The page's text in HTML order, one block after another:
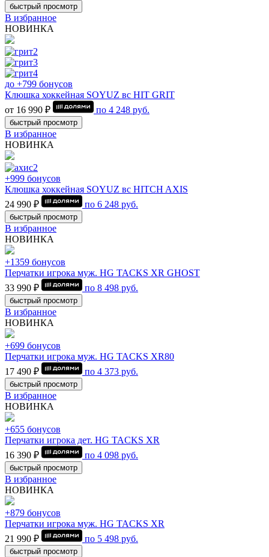
быстрый просмотр
В избранное
НОВИНКА
до +799 бонусов
Клюшка хоккейная SOYUZ вс HIT GRIT
от 16 990 ₽
по 4 248 руб.
быстрый просмотр
В избранное
НОВИНКА
+999 бонусов
Клюшка хоккейная SOYUZ вс HITCH AXIS
24 990 ₽
по 6 248 руб.
быстрый просмотр
В избранное
НОВИНКА
+1359 бонусов
Перчатки игрока муж. HG TACKS XR GHOST
33 990 ₽
по 8 498 руб.
быстрый просмотр
В избранное
НОВИНКА
+699 бонусов
Перчатки игрока муж. HG TACKS XR80
17 490 ₽
по 4 373 руб.
быстрый просмотр
В избранное
НОВИНКА
+655 бонусов
Перчатки игрока дет. HG TACKS XR
16 390 ₽
по 4 098 руб.
быстрый просмотр
В избранное
НОВИНКА
+879 бонусов
Перчатки игрока муж. HG TACKS XR
21 990 ₽
по 5 498 руб.
быстрый просмотр